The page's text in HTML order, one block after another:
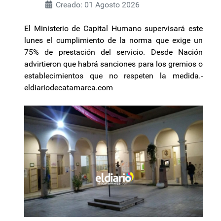
Creado: 01 Agosto 2026
El Ministerio de Capital Humano supervisará este
lunes el cumplimiento de la norma que exige un
75% de prestación del servicio. Desde Nación
advirtieron que habrá sanciones para los gremios o
establecimientos que no respeten la medida.-
eldiariodecatamarca.com